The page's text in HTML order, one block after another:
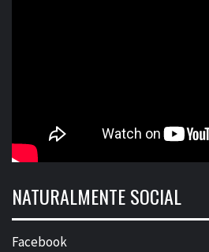
NATURALMENTE SOCIAL
Facebook